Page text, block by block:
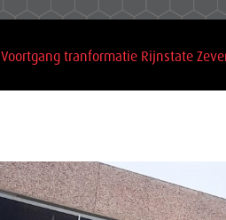
Voortgang tranformatie Rijnstate